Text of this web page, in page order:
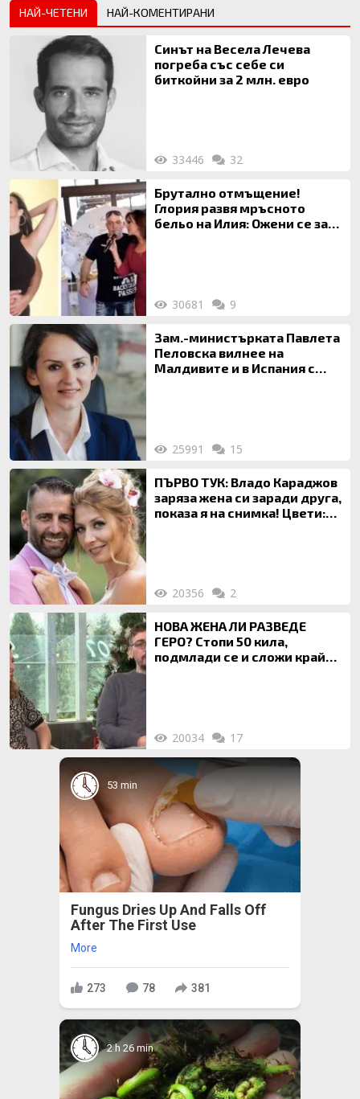
НАЙ-ЧЕТЕНИ НАЙ-КОМЕНТИРАНИ
Синът на Весела Лечева
погреба със себе си
биткойни за 2 млн. евро
33446 32
Брутално отмъщение!
Глория развя мръсното
бельо на Илия: Ожени се за
30681 9
Зам.-министърката Павлета
Пеловска вилнее на
Малдивите и в Испания с
25991 15
ПЪРВО ТУК: Владо Караджов
заряза жена си заради друга,
показа я на снимка! Цвети:
20356 2
НОВА ЖЕНА ЛИ РАЗВЕДЕ
ГЕРО? Стопи 50 кила,
подмлади се и сложи край
20034 17
53 min
Fungus Dries Up And Falls Off
After The First Use
More
273 78 381
2 h 26 min